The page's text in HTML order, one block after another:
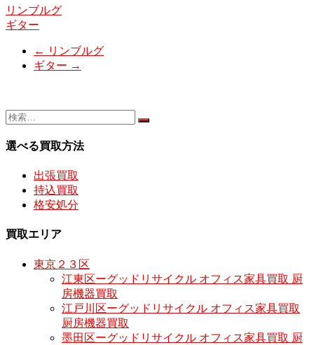
リンブルグ
ギター
← リンブルグ
ギター →
選べる買取方法
出張買取
持込買取
格安処分
買取エリア
東京２３区
江東区ーグッドリサイクル オフィス家具買取 厨
房機器買取
江戸川区ーグッドリサイクル オフィス家具買取
厨房機器買取
墨田区ーグッドリサイクル オフィス家具買取 厨